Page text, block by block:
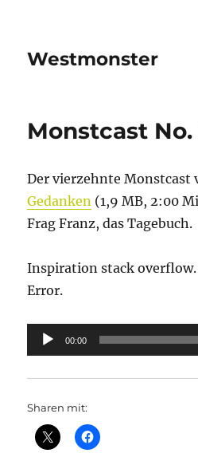
Westmonster
Monstcast No.
Der vierzehnte Monstcast
Gedanken (1,9 MB, 2:00
Frag Franz, das Tagebuch.
Inspiration stack
Error.
Audio-
Player
00:00
Sharen mit: